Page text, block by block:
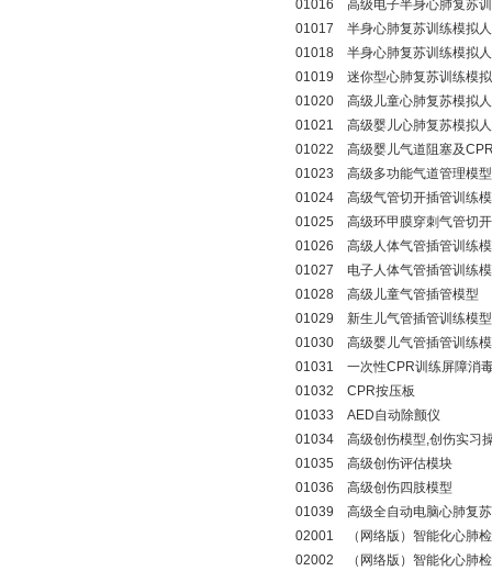
01016
高级电子半身心肺复苏
01017
半身心肺复苏训练模拟
01018
半身心肺复苏训练模拟人
01019
迷你型心肺复苏训练模
01020
高级儿童心肺复苏模拟人
01021
高级婴儿心肺复苏模拟人
01022
高级婴儿气道阻塞及
01023
高级多功能气道管理模型
01024
高级气管切开插管训练
01025
高级环甲膜穿刺气管切
01026
高级人体气管插管训练
01027
电子人体气管插管训练
01028
高级儿童气管插管模型
01029
新生儿气管插管训练模型
01030
高级婴儿气管插管训练
01031
一次性CPR训练屏障消
01032
CPR按压板
01033
AED自动除颤仪
01034
高级创伤模型,创伤实习
01035
高级创伤评估模块
01036
高级创伤四肢模型
01039
高级全自动电脑心肺复
02001
（网络版）智能化心肺
02002
（网络版）智能化心肺